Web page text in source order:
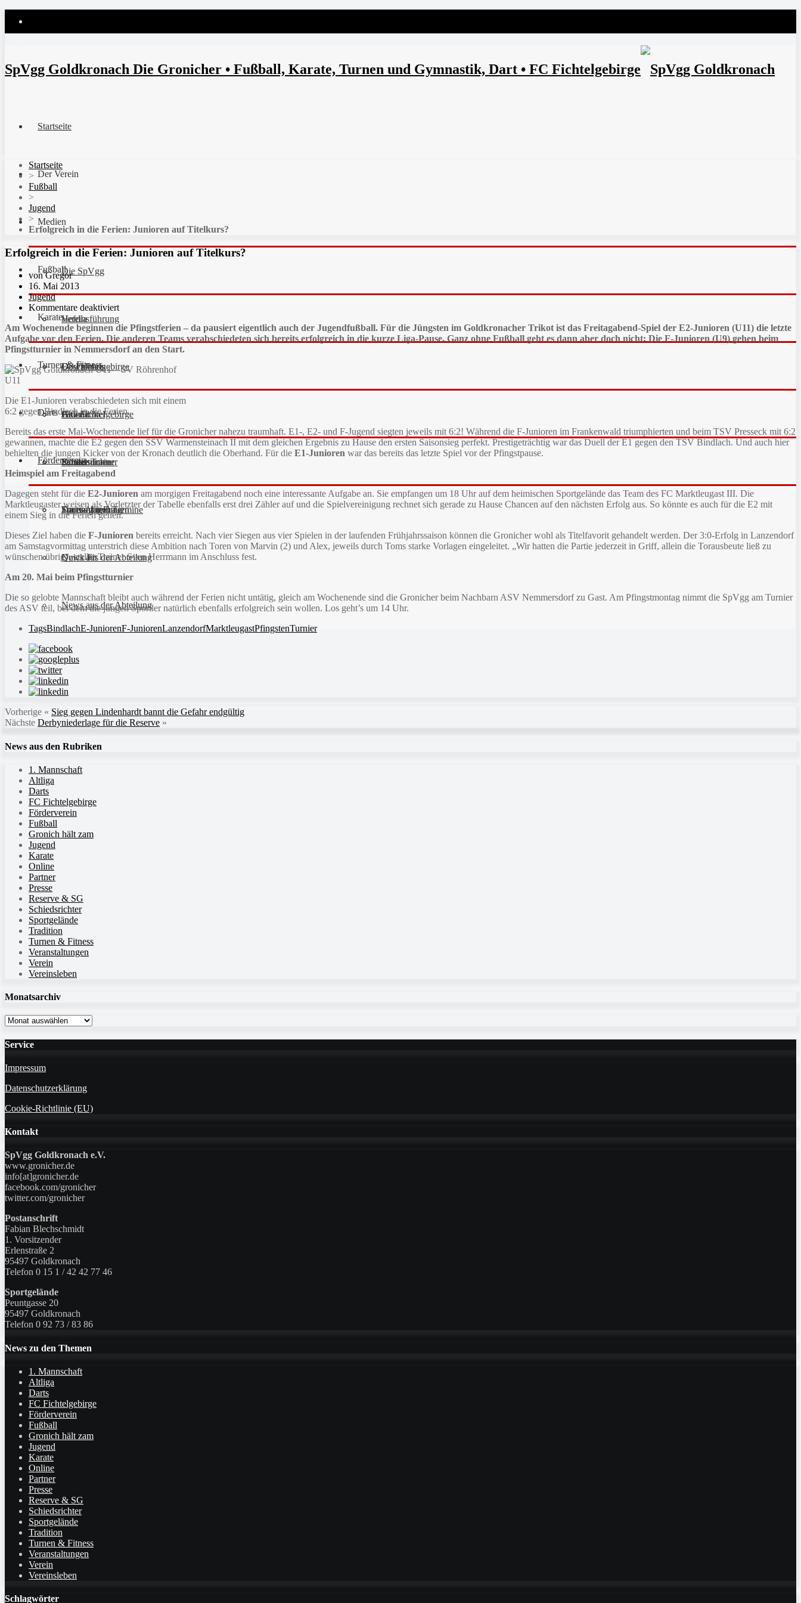
SpVgg Goldkronach Die Gronicher • Fußball, Karate, Turnen und Gymnastik, Dart • FC Fichtelgebirge
Startseite
Der Verein
Die SpVgg
Vereinsführung
Geschichte
Fan-Artikel
Partner
Sportanlagen
Medien
Hefdla
Downloads
Galerie
Fußball
FC Fichtelgebirge
JFG Fichtelgebirge
Schiedsrichter
Karate
Aktuell
Unsere Trainer
Training und Termine
Turnen & Fitness
Kinderturnen
Fitness für Frauen
Quick Fit
News aus der Abteilung
Darts
Darts-Abteilung
News aus der Abteilung
Förderverein
Startseite
>
Fußball
>
Jugend
>
Erfolgreich in die Ferien: Junioren auf Titelkurs?
Erfolgreich in die Ferien: Junioren auf Titelkurs?
von Gregor
16. Mai 2013
Jugend
Kommentare deaktiviert
Am Wochenende beginnen die Pfingstferien – da pausiert eigentlich auch der Jugendfußball. Für die Jüngsten im Goldkronacher Trikot ist das Freitagabend-Spiel der E2-Junioren (U11) die letzte
Aufgabe vor den Ferien. Die anderen Teams verabschiedeten sich bereits erfolgreich in die kurze Liga-Pause. Ganz ohne Fußball geht es dann aber doch nicht: Die F-Junioren (U9) gehen beim
Pfingstturnier in Nemmersdorf an den Start.
Die E1-Junioren verabschiedeten sich mit einem
6:2 gegen Bindlach in die Ferien.
Bereits das erste Mai-Wochenende lief für die Gronicher nahezu traumhaft. E1-, E2- und F-Jugend siegten jeweils mit 6:2! Während die F-Junioren im Frankenwald triumphierten und beim TSV Presseck mit 6:2
gewannen, machte die E2 gegen den SSV Warmensteinach II mit dem gleichen Ergebnis zu Hause den ersten Saisonsieg perfekt. Prestigeträchtig war das Duell der E1 gegen den TSV Bindlach. Und auch hier
behielten die jungen Kicker von der Kronach deutlich die Oberhand. Für die E1-Junioren war das bereits das letzte Spiel vor der Pfingstpause.
Heimspiel am Freitagabend
Dagegen steht für die E2-Junioren am morgigen Freitagabend noch eine interessante Aufgabe an. Sie empfangen um 18 Uhr auf dem heimischen Sportgelände das Team des FC Marktleugast III. Die
Marktleugaster weisen als Vorletzter der Tabelle ebenfalls erst drei Zähler auf und die Spielvereinigung rechnet sich gerade zu Hause Chancen auf den nächsten Erfolg aus. So könnte es auch für die E2 mit
einem Sieg in die Ferien gehen.
Dieses Ziel haben die F-Junioren bereits erreicht. Nach vier Siegen aus vier Spielen in der laufenden Frühjahrssaison können die Gronicher wohl als Titelfavorit gehandelt werden. Der 3:0-Erfolg in Lanzendorf
am Samstagvormittag unterstrich diese Ambition nach Toren von Marvin (2) und Alex, jeweils durch Toms starke Vorlagen eingeleitet. „Wir hatten die Partie jederzeit in Griff, allein die Torausbeute ließ zu
wünschen übrig“, stellte Trainer Sven Herrmann im Anschluss fest.
Am 20. Mai beim Pfingstturnier
Die so gelobte Mannschaft bleibt auch während der Ferien nicht untätig, gleich am Wochenende sind die Gronicher beim Nachbarn ASV Nemmersdorf zu Gast. Am Pfingstmontag nimmt die SpVgg am Turnier
des ASV teil, bei dem die jungen Sportler natürlich ebenfalls erfolgreich sein wollen. Los geht’s um 14 Uhr.
TagsBindlachE-JuniorenF-JuniorenLanzendorfMarktleugastPfingstenTurnier
Vorherige « Sieg gegen Lindenhardt bannt die Gefahr endgültig
Nächste Derbyniederlage für die Reserve »
News aus den Rubriken
1. Mannschaft
Altliga
Darts
FC Fichtelgebirge
Förderverein
Fußball
Gronich hält zam
Jugend
Karate
Online
Partner
Presse
Reserve & SG
Schiedsrichter
Sportgelände
Tradition
Turnen & Fitness
Veranstaltungen
Verein
Vereinsleben
Monatsarchiv
Monatsarchiv
Service
Impressum
Datenschutzerklärung
Cookie-Richtlinie (EU)
Kontakt
SpVgg Goldkronach e.V.
www.gronicher.de
info[at]gronicher.de
facebook.com/gronicher
twitter.com/gronicher
Postanschrift
Fabian Blechschmidt
1. Vorsitzender
Erlenstraße 2
95497 Goldkronach
Telefon 0 15 1 / 42 42 77 46
Sportgelände
Peuntgasse 20
95497 Goldkronach
Telefon 0 92 73 / 83 86
News zu den Themen
1. Mannschaft
Altliga
Darts
FC Fichtelgebirge
Förderverein
Fußball
Gronich hält zam
Jugend
Karate
Online
Partner
Presse
Reserve & SG
Schiedsrichter
Sportgelände
Tradition
Turnen & Fitness
Veranstaltungen
Verein
Vereinsleben
Schlagwörter